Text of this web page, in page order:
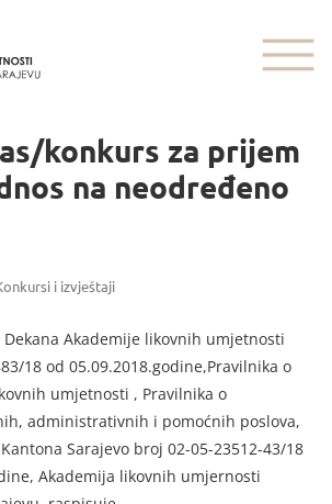
konkurs za prijem
na neodređeno
i izvještaji
Akademije likovnih umjetnosti
18 od 05.09.2018.godine,Pravilnika o
umjetnosti , Pravilnika o
administrativnih i pomoćnih poslova,
Sarajevo broj 02-05-23512-43/18
Akademija likovnih umjernosti